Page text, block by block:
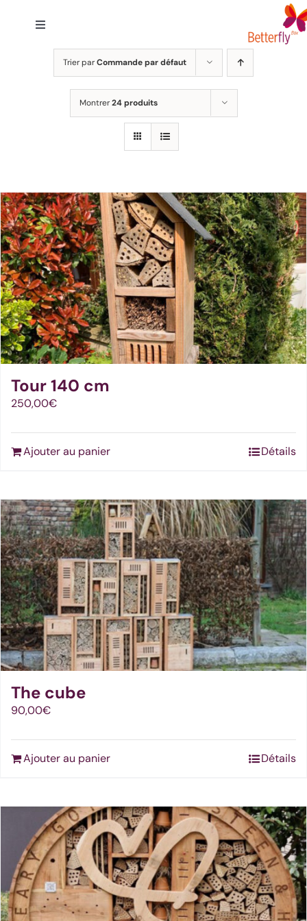
Toggle
Navigation
A Propos
FAQ
Trier parCommande par défaut
Montrer24 produits
Tour 140 cm
250,00€
Ajouter au panier Détails
The cube
90,00€
Ajouter au panier Détails